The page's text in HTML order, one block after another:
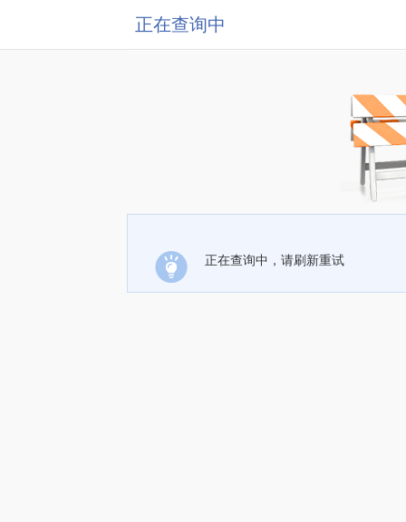
正在查询中
正在查询中，请刷新重试